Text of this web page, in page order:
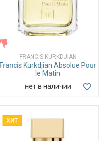
FRANCIS KURKDJIAN
Francis Kurkdjian Absolue Pour
le Matin
нет в наличии
ХИТ